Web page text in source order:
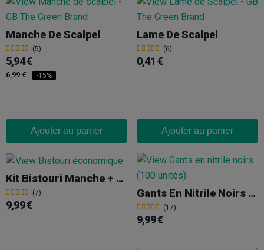
Manche De Scalpel
(5)
5,94 €
6,99 € -15%
Ajouter au panier
Lame De Scalpel
(6)
0,41 €
Ajouter au panier
Kit Bistouri Manche + 10 Lames
(7)
9,99 €
Gants En Nitrile Noirs (100 Unités)
(17)
9,99 €